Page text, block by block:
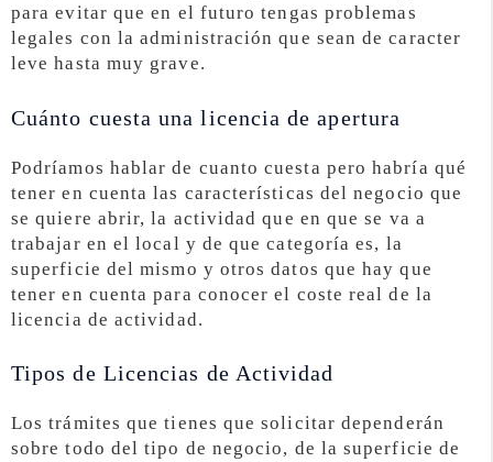
para evitar que en el futuro tengas problemas
legales con la administración que sean de caracter
leve hasta muy grave.
Cuánto cuesta una licencia de apertura
Podríamos hablar de cuanto cuesta pero habría qué
tener en cuenta las características del negocio que
se quiere abrir, la actividad que en que se va a
trabajar en el local y de que categoría es, la
superficie del mismo y otros datos que hay que
tener en cuenta para conocer el coste real de la
licencia de actividad.
Tipos de Licencias de Actividad
Los trámites que tienes que solicitar dependerán
sobre todo del tipo de negocio, de la superficie de